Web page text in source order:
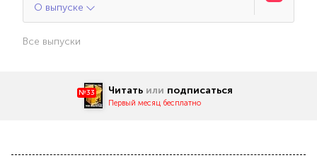
О выпуске
Все выпуски
№33 Читать или подписаться
Первый месяц бесплатно